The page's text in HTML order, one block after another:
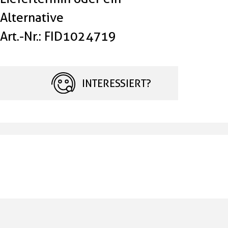
Alternative
Art.-Nr.: FID1024719
INTERESSIERT?